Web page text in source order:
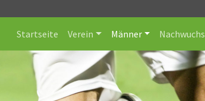
Startseite Verein Männer Nachwuchs